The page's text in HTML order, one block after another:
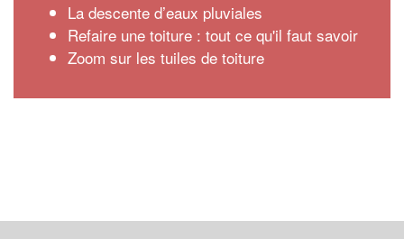
La descente d’eaux pluviales
Refaire une toiture : tout ce qu'il faut savoir
Zoom sur les tuiles de toiture